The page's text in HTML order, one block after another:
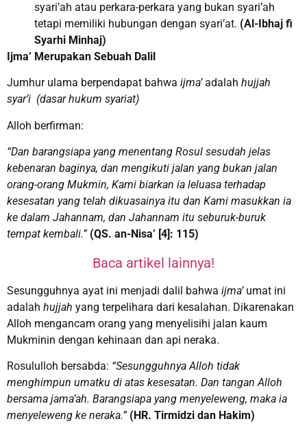
syari’ah atau perkara-perkara yang bukan syari’ah
tetapi memiliki hubungan dengan syari’at. (Al-Ibhaj fi
Syarhi Minhaj)
Ijma’ Merupakan Sebuah Dalil
Jumhur ulama berpendapat bahwa ijma’adalah hujjah
syar’i (dasar hukum syariat)
Alloh berfirman:
“Dan barangsiapa yang menentang Rosul sesudah jelas
kebenaran baginya, dan mengikuti jalan yang bukan jalan
orang-orang Mukmin, Kami biarkan ia leluasa terhadap
kesesatan yang telah dikuasainya itu dan Kami masukkan ia
ke dalam Jahannam, dan Jahannam itu seburuk-buruk
tempat kembali.” (QS. an-Nisa’ [4]: 115)
Baca artikel lainnya!
Sesungguhnya ayat ini menjadi dalil bahwa ijma’ umat ini
adalah hujjah yang terpelihara dari kesalahan. Dikarenakan
Alloh mengancam orang yang menyelisihi jalan kaum
Mukminin dengan kehinaan dan api neraka.
Rosululloh bersabda: “Sesungguhnya Alloh tidak
menghimpun umatku di atas kesesatan. Dan tangan Alloh
bersama jama’ah. Barangsiapa yang menyeleweng, maka ia
menyeleweng ke neraka.” (HR. Tirmidzi dan Hakim)